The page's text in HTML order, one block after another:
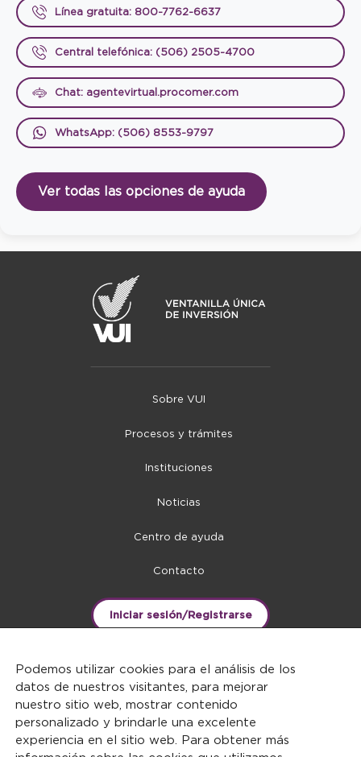
Línea gratuita: 800-7762-6637
Central telefónica: (506) 2505-4700
Chat: agentevirtual.procomer.com
WhatsApp: (506) 8553-9797
Ver todas las opciones de ayuda
Sobre VUI
Procesos y trámites
Instituciones
Noticias
Centro de ayuda
Contacto
Iniciar sesión/Registrarse
Podemos utilizar cookies para el análisis de los
datos de nuestros visitantes, para mejorar
nuestro sitio web, mostrar contenido
personalizado y brindarle una excelente
experiencia en el sitio web. Para obtener más